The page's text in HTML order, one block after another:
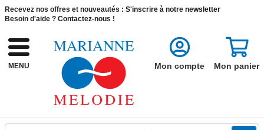
Recevez nos offres et nouveautés : S'inscrire à notre newsletter
Besoin d'aide ? Contactez-nous !
MENU Mon compte Mon panier